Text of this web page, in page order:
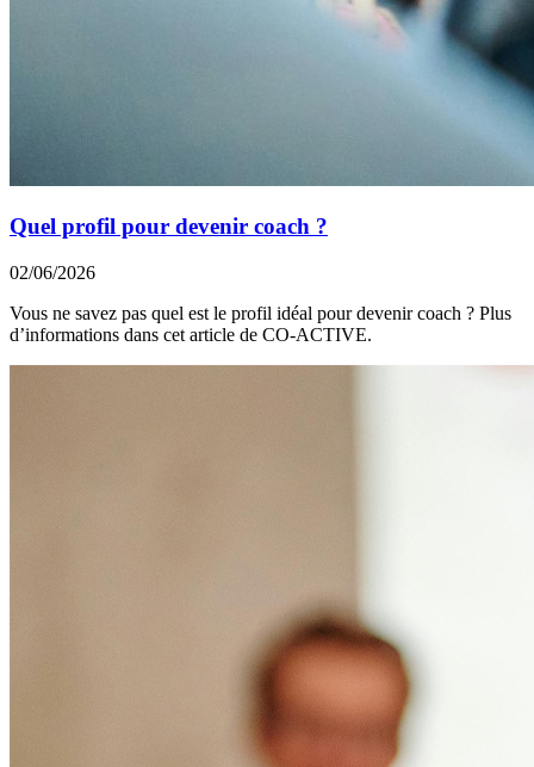
Quel profil pour devenir coach ?
02/06/2026
Vous ne savez pas quel est le profil idéal pour devenir coach ? Plus
d’informations dans cet article de CO-ACTIVE.